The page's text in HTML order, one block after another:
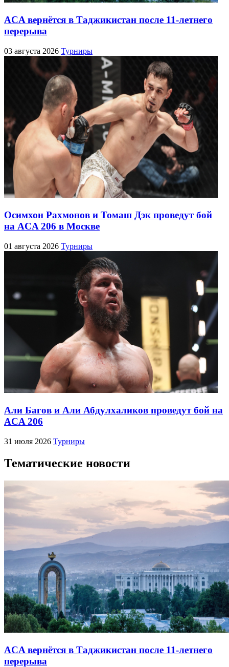
ACA вернётся в Таджикистан после 11-летнего
перерыва
03 августа 2026 Турниры
Осимхон Рахмонов и Томаш Дэк проведут бой
на ACA 206 в Москве
01 августа 2026 Турниры
Али Багов и Али Абдулхаликов проведут бой на
ACA 206
31 июля 2026 Турниры
Тематические новости
ACA вернётся в Таджикистан после 11-летнего
перерыва